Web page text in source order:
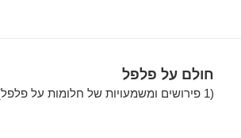
חולם על פלפל
(1 פירושים ומשמעויות של חלומות על פלפל)